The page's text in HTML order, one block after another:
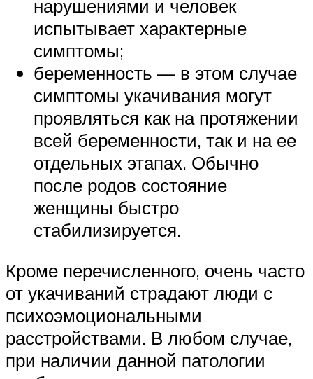
нарушениями и человек
испытывает характерные
симптомы;
беременность — в этом случае
симптомы укачивания могут
проявляться как на протяжении
всей беременности, так и на ее
отдельных этапах. Обычно
после родов состояние
женщины быстро
стабилизируется.
Кроме перечисленного, очень часто
от укачиваний страдают люди с
психоэмоциональными
расстройствами. В любом случае,
при наличии данной патологии